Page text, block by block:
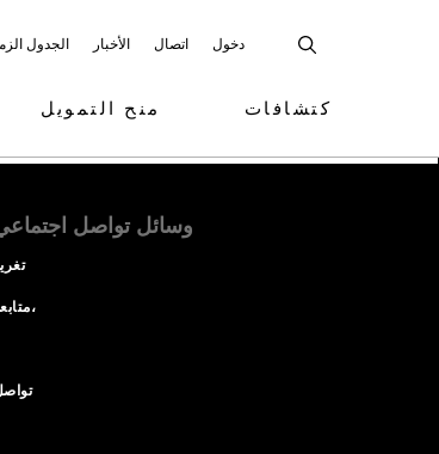
الجدول الأخبار اتصال دخول
منح التمويل كتشافات
وسائل تواصل
متابعة،